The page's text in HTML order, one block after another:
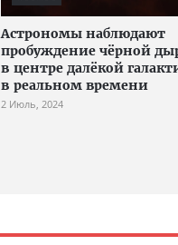
Астрономы наблюдают
пробуждение чёрной
в центре далёкой
в реальном времени
2 Июль, 2024